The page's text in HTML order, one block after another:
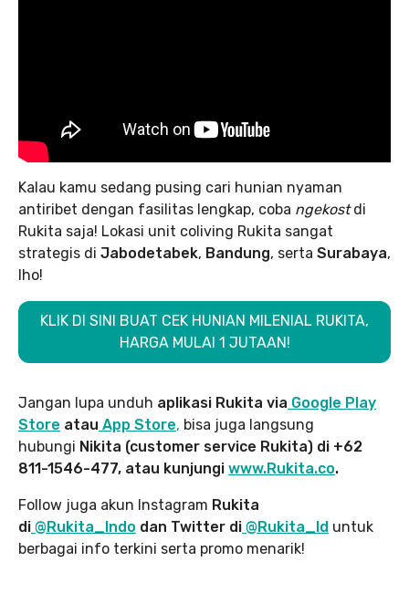
Kalau kamu sedang pusing cari hunian nyaman
antiribet dengan fasilitas lengkap, coba ngekostdi
Rukita saja! Lokasi unit coliving Rukita sangat
strategis di Jabodetabek, Bandung, serta Surabaya,
lho!
KLIK DI SINI BUAT CEK HUNIAN MILENIAL RUKITA,
HARGA MULAI 1 JUTAAN!
Jangan lupa unduh aplikasi Rukita via Google Play
Store atau App Store, bisa juga langsung
hubungi Nikita (customer service Rukita) di +62
811-1546-477, atau kunjungi www.Rukita.co.
Follow juga akun Instagram Rukita
di @Rukita_Indo dan Twitter di @Rukita_Id untuk
berbagai info terkini serta promo menarik!